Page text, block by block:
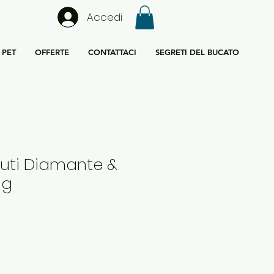
Accedi
PET OFFERTE CONTATTACI SEGRETI DEL BUCATO
Diamante &